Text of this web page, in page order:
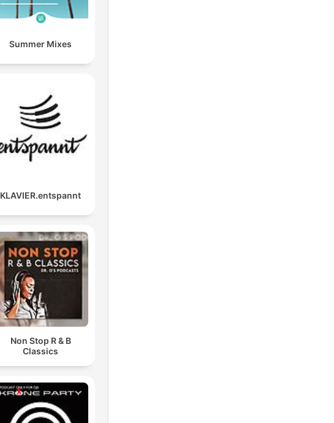
Summer Mixes
KLAVIER.entspannt
Non Stop R & B
Classics